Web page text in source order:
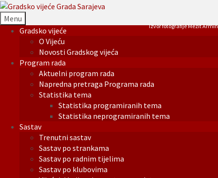
Menu
Gradsko vijeće
O Vijeću
Novosti Gradskog vijeća
Program rada
Aktuelni program rada
Napredna pretraga Programa rada
Statistika tema
Statistika programiranih tema
Statistika neprogramiranih tema
Sastav
Trenutni sastav
Sastav po strankama
Sastav po radnim tijelima
Sastav po klubovima
Izvor fotografije Mezit Armin